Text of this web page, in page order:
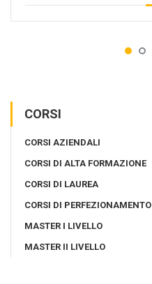
CORSI
CORSI AZIENDALI
CORSI DI ALTA FORMAZIONE
CORSI DI LAUREA
CORSI DI PERFEZIONAMENTO
MASTER I LIVELLO
MASTER II LIVELLO